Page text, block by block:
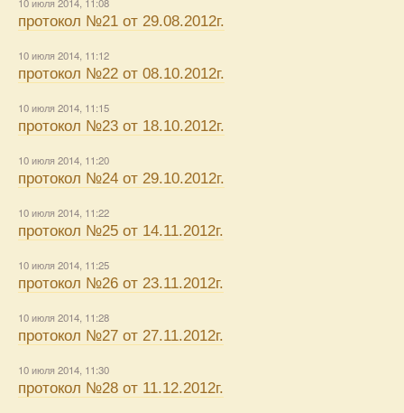
10 июля 2014, 11:08
протокол №21 от 29.08.2012г.
10 июля 2014, 11:12
протокол №22 от 08.10.2012г.
10 июля 2014, 11:15
протокол №23 от 18.10.2012г.
10 июля 2014, 11:20
протокол №24 от 29.10.2012г.
10 июля 2014, 11:22
протокол №25 от 14.11.2012г.
10 июля 2014, 11:25
протокол №26 от 23.11.2012г.
10 июля 2014, 11:28
протокол №27 от 27.11.2012г.
10 июля 2014, 11:30
протокол №28 от 11.12.2012г.